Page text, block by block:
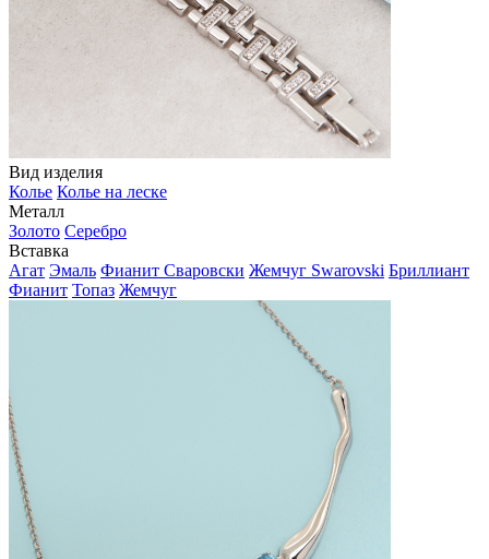
Вид изделия
Колье Колье на леске
Металл
Золото Серебро
Вставка
Агат Эмаль Фианит Сваровски Жемчуг Swarovski Бриллиант
Фианит Топаз Жемчуг